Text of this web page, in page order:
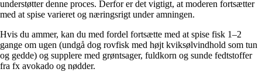
understøtter denne proces. Derfor er det vigtigt, at moderen fortsætter
med at spise varieret og næringsrigt under amningen.
Hvis du ammer, kan du med fordel fortsætte med at spise fisk 1–2
gange om ugen (undgå dog rovfisk med højt kviksølvindhold som tun
og gedde) og supplere med grøntsager, fuldkorn og sunde fedtstoffer
fra fx avokado og nødder.